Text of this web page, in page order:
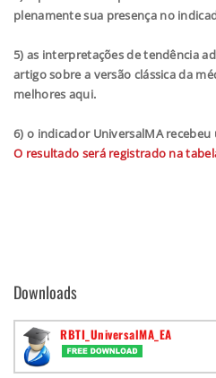
plenamente sua presença no
5) as interpretações de tendência
artigo sobre a versão clássica da
melhores aqui.
6) o indicador UniversalMA recebeu
O resultado será registrado na
Downloads
RBTI_UniversalMA_EA